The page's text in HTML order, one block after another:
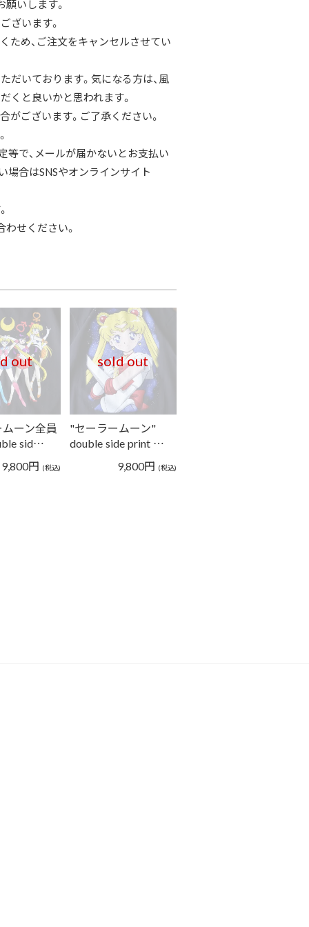
いします。
ざいます。
ため、ご注文をキャンセルさせてい
いております。気になる方は、風
くと良いかと思われます。
ございます。ご了承ください。
で、メールが届かないとお支払い
場合はSNSやオンラインサイト
せください。
out
ーン全員
sid…
9,800円 (税込)
sold out
"セーラームーン"
double side print …
9,800円 (税込)